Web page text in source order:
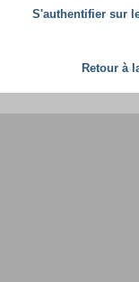
S'authentifier sur
Retour à